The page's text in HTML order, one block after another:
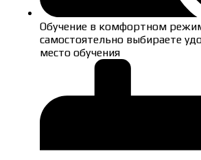
Обучение в комфортном
самостоятельно выбираете
место обучения